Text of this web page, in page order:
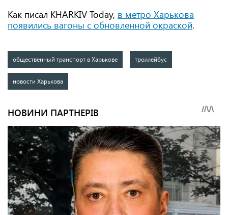
Как писал KHARKIV Today, в метро Харькова
появились вагоны с обновленной окраской.
общественный транспорт в Харькове троллейбус
новости Харькова